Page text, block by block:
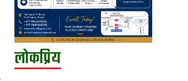
लोकप्रिय